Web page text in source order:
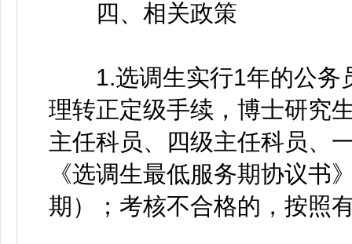
四、相关政策
1.选调生实行1年的公务
理转正定级手续，博士研究
主任科员、四级主任科员、
《选调生最低服务期协议书
期）；考核不合格的，按照